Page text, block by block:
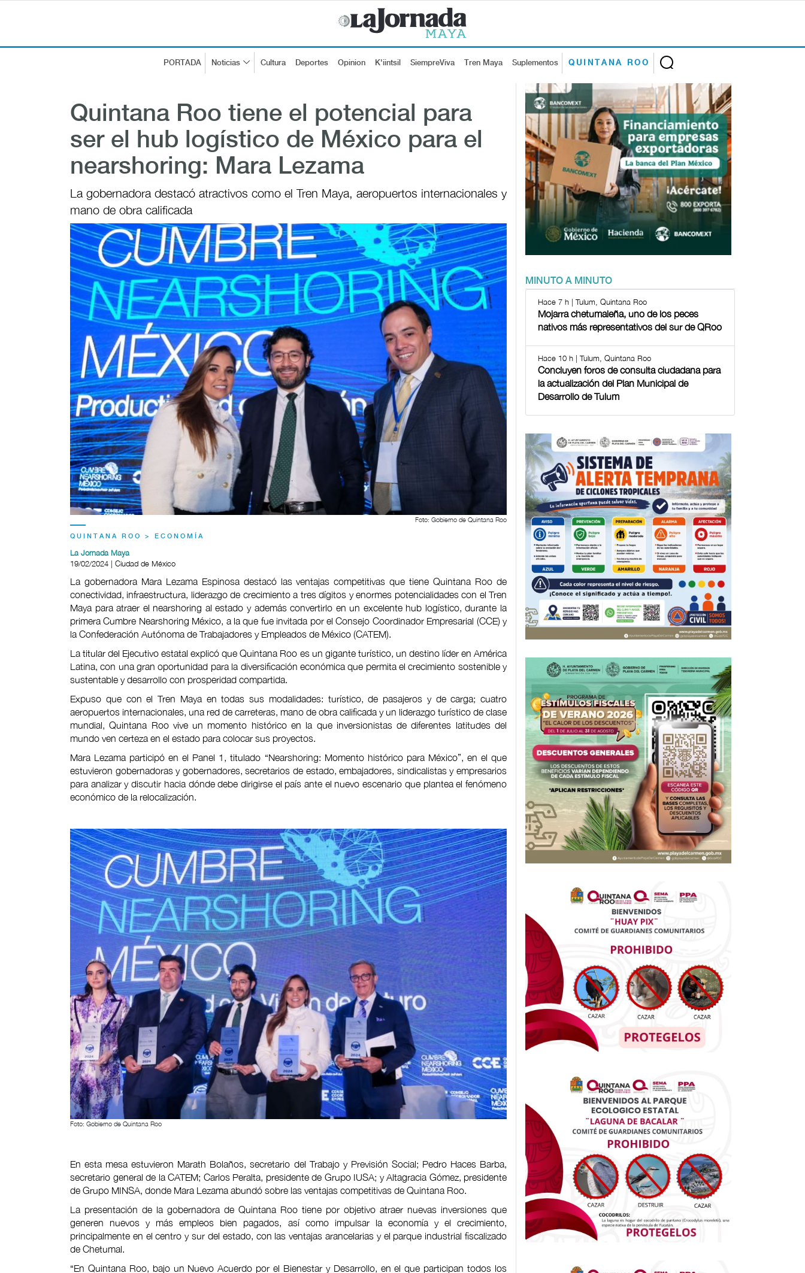
PORTADA Noticias Cultura Deportes Opinion K'iintsil SiempreViva Tren Maya Suplementos QUINTANA ROO
Quintana Roo tiene el potencial para
ser el hub logístico de México para el
nearshoring: Mara Lezama
La gobernadora destacó atractivos como el Tren Maya, aeropuertos internacionales y
mano de obra calificada
Foto: Gobierno de Quintana Roo
QUINTANA ROO > ECONOMÍA
La Jornada Maya
19/02/2024 | Ciudad de México
La gobernadora Mara Lezama Espinosa destacó las ventajas competitivas que tiene Quintana Roo de
conectividad, infraestructura, liderazgo de crecimiento a tres dígitos y enormes potencialidades con el Tren
Maya para atraer el nearshoring al estado y además convertirlo en un excelente hub logístico, durante la
primera Cumbre Nearshoring México, a la que fue invitada por el Consejo Coordinador Empresarial (CCE) y
la Confederación Autónoma de Trabajadores y Empleados de México (CATEM).
La titular del Ejecutivo estatal explicó que Quintana Roo es un gigante turístico, un destino líder en América
Latina, con una gran oportunidad para la diversificación económica que permita el crecimiento sostenible y
sustentable y desarrollo con prosperidad compartida.
Expuso que con el Tren Maya en todas sus modalidades: turístico, de pasajeros y de carga; cuatro
aeropuertos internacionales, una red de carreteras, mano de obra calificada y un liderazgo turístico de clase
mundial, Quintana Roo vive un momento histórico en la que inversionistas de diferentes latitudes del
mundo ven certeza en el estado para colocar sus proyectos.
Mara Lezama participó en el Panel 1, titulado “Nearshoring: Momento histórico para México”, en el que
estuvieron gobernadoras y gobernadores, secretarios de estado, embajadores, sindicalistas y empresarios
para analizar y discutir hacia dónde debe dirigirse el país ante el nuevo escenario que plantea el fenómeno
económico de la relocalización.
Foto: Gobierno de Quintana Roo
En esta mesa estuvieron Marath Bolaños, secretario del Trabajo y Previsión Social; Pedro Haces Barba,
secretario general de la CATEM; Carlos Peralta, presidente de Grupo IUSA; y Altagracia Gómez, presidente
de Grupo MINSA, donde Mara Lezama abundó sobre las ventajas competitivas de Quintana Roo.
La presentación de la gobernadora de Quintana Roo tiene por objetivo atraer nuevas inversiones que
generen nuevos y más empleos bien pagados, así como impulsar la economía y el crecimiento,
principalmente en el centro y sur del estado, con las ventajas arancelarias y el parque industrial fiscalizado
de Chetumal.
“En Quintana Roo, bajo un Nuevo Acuerdo por el Bienestar y Desarrollo, en el que participan todos los
MINUTO A MINUTO
Hace 7 h | Tulum, Quintana Roo
Mojarra chetumaleña, uno de los peces
nativos más representativos del sur de QRoo
Hace 10 h | Tulum, Quintana Roo
Concluyen foros de consulta ciudadana para
la actualización del Plan Municipal de
Desarrollo de Tulum